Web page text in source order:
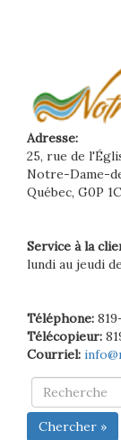
Adresse:
25, rue de
Notre-Dame-
Québec, G0P
Service à la
lundi au jeudi
Téléphone:
Télécopieur:
Courriel:
Chercher »